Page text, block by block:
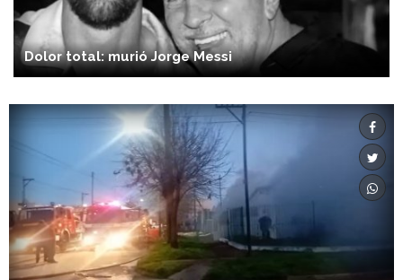
Dolor total: murió Jorge Messi